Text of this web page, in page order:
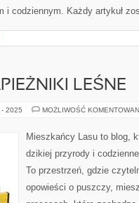
i codziennym. Każdy artykuł
LEŚNE
2025 MOŻLIWOŚĆ
Mieszkańcy Lasu to blog,
dzikiej przyrody i
To przestrzeń, gdzie
opowieści o puszczy,